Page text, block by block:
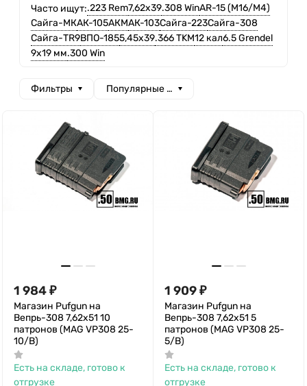
Часто ищут:.223 Rem7,62x39.308 WinAR-15 (M16/M4)
Сайга-МКАК-105АКМАК-103Сайга-223Сайга-308
Сайга-TR9ВПО-1855,45x39.366 TKM12 кал6.5 Grendel
9x19 мм.300 Win
Фильтры Популярные сначала
1 984₽
Магазин Pufgun на
Вепрь-308 7,62х51 10
патронов (MAG VP308 25-
10/B)
Есть на складе, готово к
отгрузке
1 909₽
Магазин Pufgun на
Вепрь-308 7,62х51 5
патронов (MAG VP308 25-
5/B)
Есть на складе, готово к
отгрузке